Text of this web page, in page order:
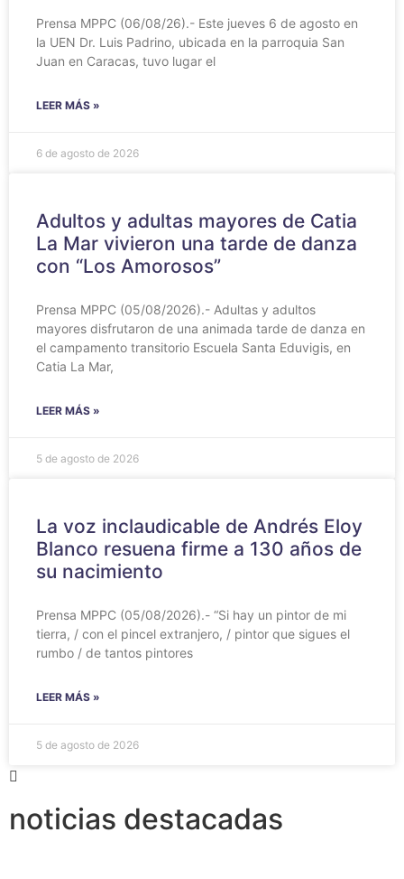
‎Prensa MPPC (06/08/26).- Este jueves 6 de agosto en
la UEN Dr. Luis Padrino, ubicada en la parroquia San
Juan en Caracas, tuvo lugar el
LEER MÁS »
6 de agosto de 2026
Adultos y adultas mayores de Catia
La Mar vivieron una tarde de danza
con “Los Amorosos”
Prensa MPPC (05/08/2026).- Adultas y adultos
mayores disfrutaron de una animada tarde de danza en
el campamento transitorio Escuela Santa Eduvigis, en
Catia La Mar,
LEER MÁS »
5 de agosto de 2026
La voz inclaudicable de Andrés Eloy
Blanco resuena firme a 130 años de
su nacimiento
Prensa MPPC (05/08/2026).- “Si hay un pintor de mi
tierra, / con el pincel extranjero, / pintor que sigues el
rumbo / de tantos pintores
LEER MÁS »
5 de agosto de 2026
noticias destacadas